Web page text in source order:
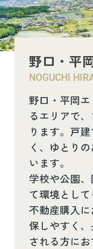
野口・平
NOGUCHI
野口・平岡
るエリアで
ります。戸
く、ゆとり
います。
学校や公園
て環境として
不動産購入
保しやすく
される方にお